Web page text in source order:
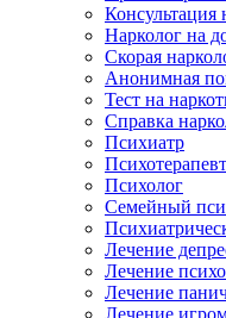
Консультация
Нарколог на
Скорая
Анонимная
Тест на
Справка
Психиатр
Психотерапевт
Психолог
Семейный
Лечение
Лечение
Лечение
Лечение